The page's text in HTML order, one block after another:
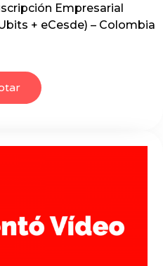
Empresarial
+ eCesde) – Colombia